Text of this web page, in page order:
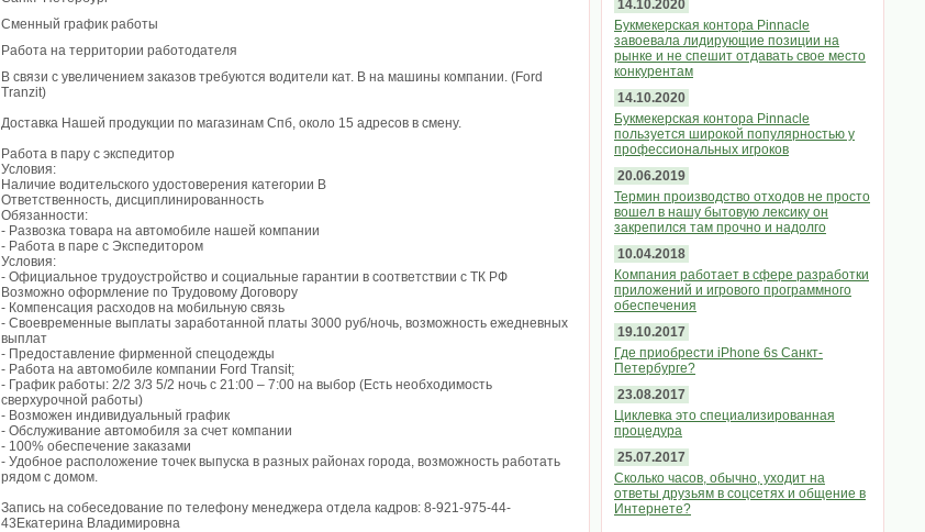
Сменный график работы
Работа на территории работодателя
В связи с увеличением заказов требуются водители кат. В на машины компании. (Ford
Tranzit)
Доставка Нашей продукции по магазинам Спб, около 15 адресов в смену.
Работа в пару с экспедитор
Условия:
Наличие водительского удостоверения категории В
Ответственность‚ дисциплинированность
Обязанности:
- Развозка товара на автомобиле нашей компании
- Работа в паре с Экспедитором
Условия:
- Официальное трудоустройство и социальные гарантии в соответствии с ТК РФ
Возможно оформление по Трудовому Договору
- Компенсация расходов на мобильную связь
- Своевременные выплаты заработанной платы 3000 руб/ночь, возможность ежедневных
выплат
- Предоставление фирменной спецодежды
- Работа на автомобиле компании Ford Transit;
- График работы: 2/2 3/3 5/2 ночь с 21:00 – 7:00 на выбор (Есть необходимость
сверхурочной работы)
- Возможен индивидуальный график
- Обслуживание автомобиля за счет компании
- 100% обеспечение заказами
- Удобное расположение точек выпуска в разных районах города, возможность работать
рядом с домом.
Запись на собеседование по телефону менеджера отдела кадров: 8-921-975-44-
43Екатерина Владимировна
14.10.2020
Букмекерская контора Pinnacle
завоевала лидирующие позиции на
рынке и не спешит отдавать свое место
конкурентам
14.10.2020
Букмекерская контора Pinnacle
пользуется широкой популярностью у
профессиональных игроков
20.06.2019
Термин производство отходов не просто
вошел в нашу бытовую лексику он
закрепился там прочно и надолго
10.04.2018
Компания работает в сфере разработки
приложений и игрового программного
обеспечения
19.10.2017
Где приобрести iPhone 6s Санкт-
Петербурге?
23.08.2017
Циклевка это специализированная
процедура
25.07.2017
Сколько часов, обычно, уходит на
ответы друзьям в соцсетях и общение в
Интернете?